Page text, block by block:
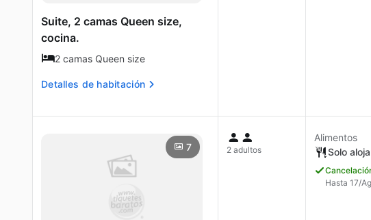
Suite, 2 camas Queen size,
cocina.
2 camas Queen size
Detalles de habitación
7 2 adultos
Alimentos
Solo
Hasta 17/